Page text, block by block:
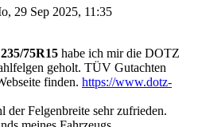
29 Sep 2025, 11:35
75R15 habe ich mir die DOTZ
geholt. TÜV Gutachten
finden. https://www.dotz-
der Felgenbreite sehr zufrieden.